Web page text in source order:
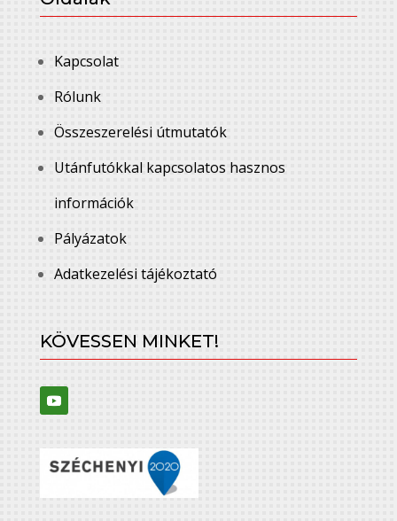
Kapcsolat
Rólunk
Összeszerelési útmutatók
Utánfutókkal kapcsolatos hasznos
információk
Pályázatok
Adatkezelési tájékoztató
KÖVESSEN MINKET!